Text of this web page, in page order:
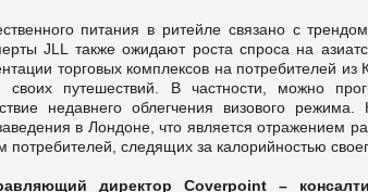
питания в ритейле связано с
JLL также ожидают роста спроса на
торговых комплексов на потребителей из
путешествий. В частности, можно
недавнего облегчения визового
в Лондоне, что является отражением
потребителей, следящих за калорийностью
директор Coverpoint –